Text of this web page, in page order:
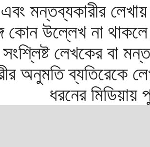
মন্তব্যকারীর
কোন উল্লেখ না
সংশ্লিষ্ট লেখকের বা
অনুমতি ব্যতিরেকে
ধরনের মিডিয়ায়